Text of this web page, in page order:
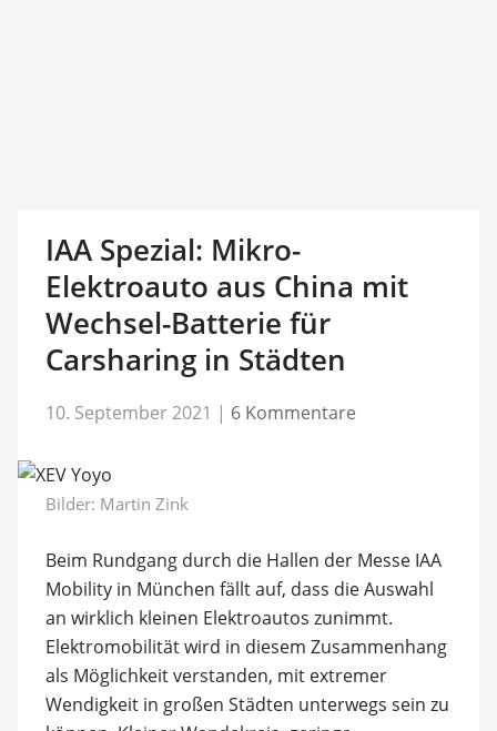
IAA Spezial: Mikro-
Elektroauto aus China mit
Wechsel-Batterie für
Carsharing in Städten
10. September 2021 | 6 Kommentare
Bilder: Martin Zink
Beim Rundgang durch die Hallen der Messe IAA
Mobility in München fällt auf, dass die Auswahl
an wirklich kleinen Elektroautos zunimmt.
Elektromobilität wird in diesem Zusammenhang
als Möglichkeit verstanden, mit extremer
Wendigkeit in großen Städten unterwegs sein zu